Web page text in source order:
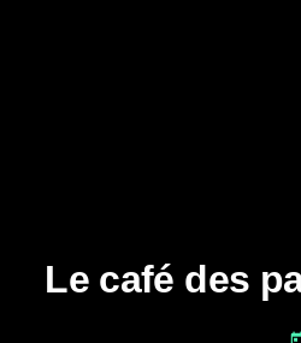
Le café des